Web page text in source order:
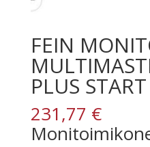
FEIN
PLUS START
231,77 €